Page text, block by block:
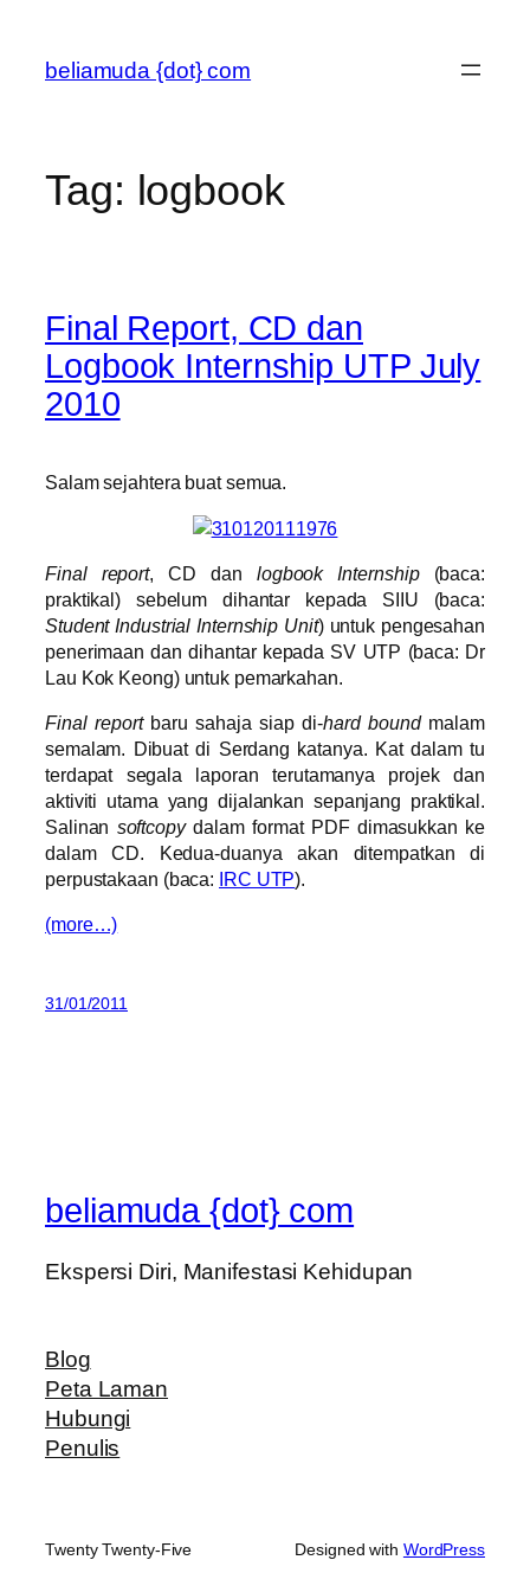
content
beliamuda {dot} com
Tag: logbook
Final Report, CD dan
Logbook Internship UTP July
2010
Salam sejahtera buat semua.
Final report, CD dan logbook Internship(baca:
praktikal) sebelum dihantar kepada SIIU (baca:
Student Industrial Internship Unit) untuk pengesahan
penerimaan dan dihantar kepada SV UTP (baca: Dr
Lau Kok Keong) untuk pemarkahan.
Final reportbaru sahaja siap di-hard boundmalam
semalam. Dibuat di Serdang katanya. Kat dalam tu
terdapat segala laporan terutamanya projek dan
aktiviti utama yang dijalankan sepanjang praktikal.
Salinan softcopydalam format PDF dimasukkan ke
dalam CD. Kedua-duanya akan ditempatkan di
perpustakaan (baca: IRC UTP).
(more…)
31/01/2011
beliamuda {dot} com
Ekspersi Diri, Manifestasi Kehidupan
Blog
Peta Laman
Hubungi
Penulis
Twenty Twenty-Five Designed with WordPress